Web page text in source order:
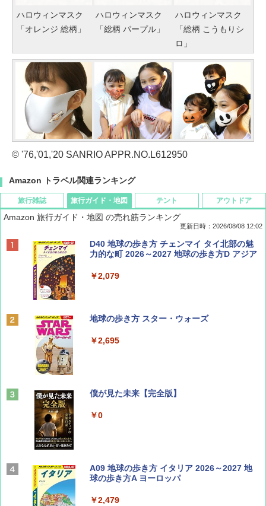
ハロウィンマスク
「オレンジ 総柄」
ハロウィンマスク
「総柄 パープル」
ハロウィンマスク
「総柄 こうもりシ
ロ」
© '76,'01,'20 SANRIO APPR.NO.L612950
Amazon トラベル関連ランキング
旅行雑誌
BE-PAL(ビ-パル) 2026年 9 月号【特別付録:
SOTO ミニマル"旅"財布 ランダム2種】
￥1,500
ディズニーファン ２０２６年 ９月号 [雑
山と溪谷 2026年8月号「南アルプス大全」
￥1,540
Coyote No.89 特集 星野道夫 夢見る旅
旅行ガイド・地図
Amazon 旅行ガイド・地図 の売れ筋ランキング
更新日時：2026/08/08 12:02
D40 地球の歩き方 チェンマイ タイ北部の魅
力的な町 2026～2027 地球の歩き方D アジア
￥2,079
地球の歩き方 スター・ウォーズ
￥2,695
僕が見た未来【完全版】
￥0
A09 地球の歩き方 イタリア 2026～2027 地
球の歩き方A ヨーロッパ
￥2,479
テント アウトドア